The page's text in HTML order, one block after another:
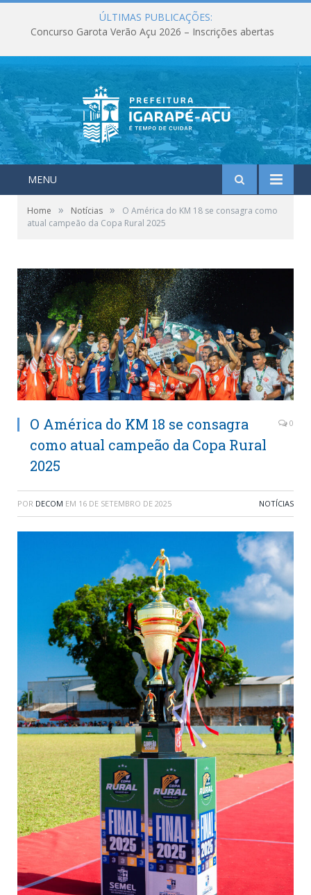
ÚLTIMAS PUBLICAÇÕES:
Concurso Garota Verão Açu 2026 – Inscrições abertas
MENU
Home » Notícias »
O América do KM 18 se consagra como
atual campeão da Copa Rural 2025
O América do KM 18 se consagra
como atual campeão da Copa Rural
2025
0
POR DECOM EM 16 DE SETEMBRO DE 2025 NOTÍCIAS